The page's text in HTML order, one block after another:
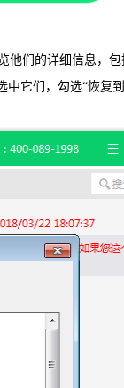
们的详细信息，
它们，勾选“恢复